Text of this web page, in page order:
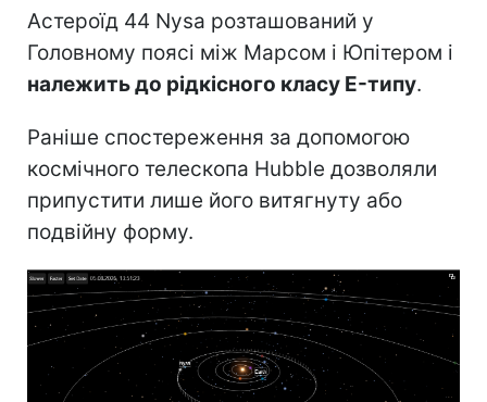
Астероїд 44 Nysa розташований у
Головному поясі між Марсом і Юпітером і
належить до рідкісного класу E-типу.
Раніше спостереження за допомогою
космічного телескопа Hubble дозволяли
припустити лише його витягнуту або
подвійну форму.